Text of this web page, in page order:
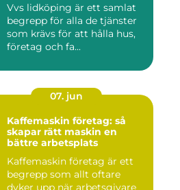
Vvs lidköping är ett samlat
begrepp för alla de tjänster
som krävs för att hålla hus,
företag och fa...
07. jun
Kaffemaskin företag: så
skapar rätt maskin en
bättre arbetsplats
Kaffemaskin företag är ett
begrepp som allt oftare
dyker upp när arbetsgivare